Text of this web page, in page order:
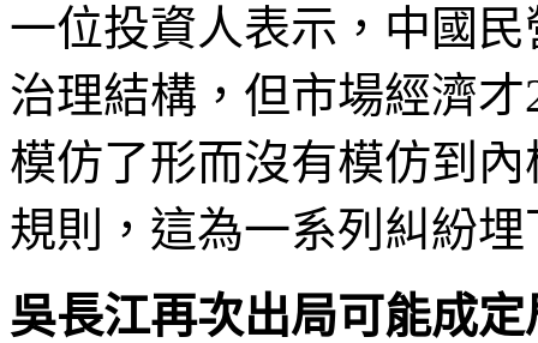
一位投資人表示，中國
治理結構，但市場經濟
模仿了形而沒有模仿到
規則，這為一系列糾紛
吳長江再次出局可能成定